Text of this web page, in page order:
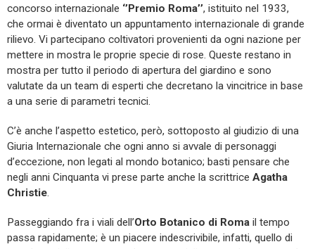
concorso internazionale ‘’Premio Roma’’, istituito nel 1933,
che ormai è diventato un appuntamento internazionale di grande
rilievo. Vi partecipano coltivatori provenienti da ogni nazione per
mettere in mostra le proprie specie di rose. Queste restano in
mostra per tutto il periodo di apertura del giardino e sono
valutate da un team di esperti che decretano la vincitrice in base
a una serie di parametri tecnici.
C’è anche l’aspetto estetico, però, sottoposto al giudizio di una
Giuria Internazionale che ogni anno si avvale di personaggi
d’eccezione, non legati al mondo botanico; basti pensare che
negli anni Cinquanta vi prese parte anche la scrittrice Agatha
Christie.
Passeggiando fra i viali dell’Orto Botanico di Roma il tempo
passa rapidamente; è un piacere indescrivibile, infatti, quello di